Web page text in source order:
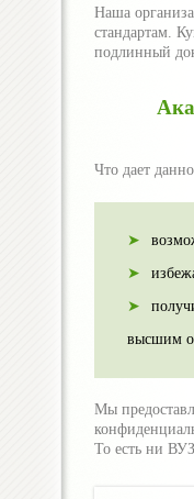
Наша
стандартам.
подлинный
Что дает
высшим
Мы
То есть ни